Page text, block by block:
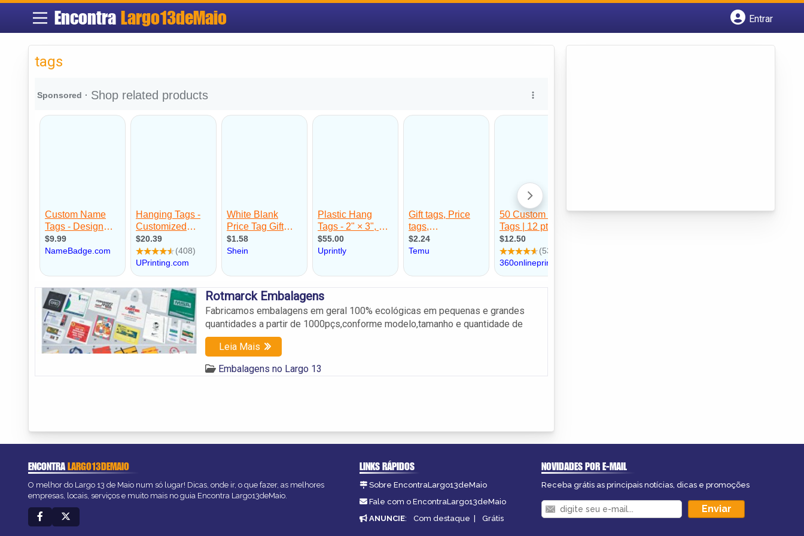
Encontra Largo13deMaio
Entrar
tags
Rotmarck Embalagens
Fabricamos embalagens em geral 100% ecológicas em pequenas e grandes
quantidades a partir de 1000pçs,conforme modelo,tamanho e quantidade de
Leia Mais
Embalagens no Largo 13
ENCONTRALARGO13DEMAIO
O melhor do Largo 13 de Maio num só lugar! Dicas, onde ir, o que fazer, as melhores
empresas, locais, serviços e muito mais no guia Encontra Largo13deMaio.
LINKS RÁPIDOS
Sobre EncontraLargo13deMaio
Fale com o EncontraLargo13deMaio
ANUNCIE: Com destaque | Grátis
NOVIDADES POR E-MAIL
Receba grátis as principais notícias, dicas e promoções